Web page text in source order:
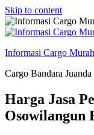
Skip to content
Informasi Cargo
Cargo Bandara Juanda
Harga Jasa
Osowilangun